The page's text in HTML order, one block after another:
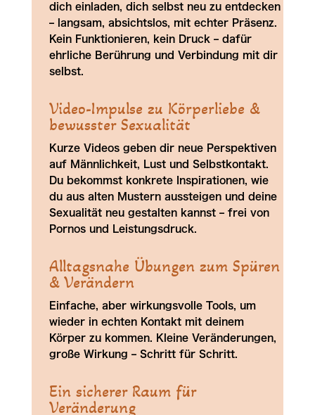
dich einladen, dich selbst neu zu entdecken
– langsam, absichtslos, mit echter Präsenz.
Kein Funktionieren, kein Druck – dafür
ehrliche Berührung und Verbindung mit dir
selbst.
Video-Impulse zu Körperliebe &
bewusster Sexualität
Kurze Videos geben dir neue Perspektiven
auf Männlichkeit, Lust und Selbstkontakt.
Du bekommst konkrete Inspirationen, wie
du aus alten Mustern aussteigen und deine
Sexualität neu gestalten kannst – frei von
Pornos und Leistungsdruck.
Alltagsnahe Übungen zum Spüren
& Verändern
Einfache, aber wirkungsvolle Tools, um
wieder in echten Kontakt mit deinem
Körper zu kommen. Kleine Veränderungen,
große Wirkung – Schritt für Schritt.
Ein sicherer Raum für
Veränderung